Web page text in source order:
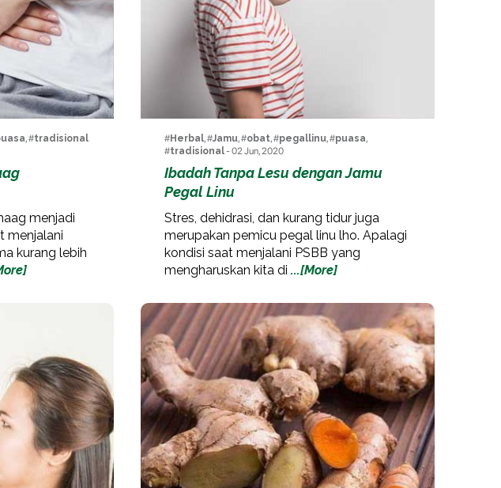
, #tradisional
menjadi
menjalani
kurang lebih
#Herbal, #Jamu, #obat, #pegallinu, #puasa,
#tradisional- 02 Jun, 2020
Ibadah Tanpa Lesu dengan Jamu
Pegal Linu
Stres, dehidrasi, dan kurang tidur juga
merupakan pemicu pegal linu lho. Apalagi
kondisi saat menjalani PSBB yang
mengharuskan kita di...[More]